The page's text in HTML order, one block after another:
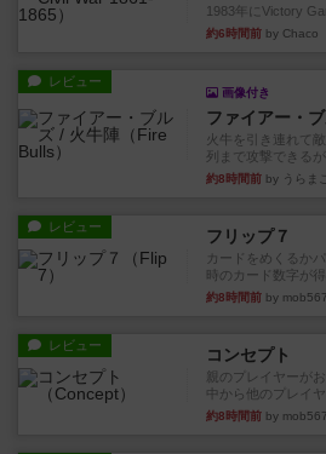
1983年にVictory
約6時間前 by Chaco
レビュー
画像付き
ファイアー・
火牛を引き連れて
列まで攻撃できるが
約8時間前 by うらまこ
レビュー フリップ７
カードをめくるか
時のカード数字が得
約8時間前 by mob567
レビュー コンセプト
親のプレイヤーが
中から他のプレイヤ
約8時間前 by mob567